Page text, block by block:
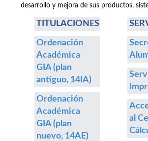
desarrollo y mejora de sus productos,
TITULACIONES
Ordenación
Académica
GIA (plan
antiguo, 14IA)
Ordenación
Académica
GIA (plan
nuevo, 14AE)
al